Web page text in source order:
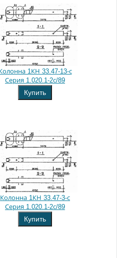
1КН 33.47-13-с
Серия 1.020.1-2с/89
Купить
Колонна 1КН 33.47-3-с
Серия 1.020.1-2с/89
Купить